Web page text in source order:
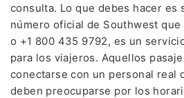
consulta. Lo que debes hacer es
número oficial de Southwest
o +1 800 435 9792, es un
para los viajeros. Aquellos
conectarse con un personal real
deben preocuparse por los